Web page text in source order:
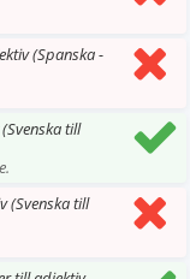
(Spanska -
till
(Svenska till